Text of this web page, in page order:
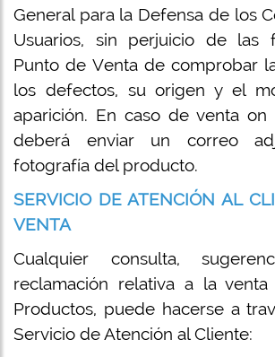
General para la Defensa de los
Usuarios, sin perjuicio de las
Punto de Venta de comprobar
los defectos, su origen y el
aparición. En caso de venta
deberá enviar un correo
fotografía del producto.
SERVICIO DE ATENCIÓN AL
VENTA
Cualquier consulta,
reclamación relativa a la
Productos, puede hacerse a
Servicio de Atención al Cliente: